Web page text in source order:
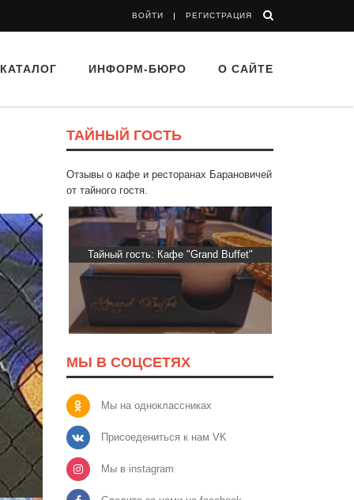
ВОЙТИ РЕГИСТРАЦИЯ
КАТАЛОГ ИНФОРМ-БЮРО О САЙТЕ
ТАЙНЫЙ ГОСТЬ
Отзывы о кафе и ресторанах Барановичей
от тайного гостя.
“Drova” Тайный гость: Кафе "Grand Buffet"
МЫ В СОЦСЕТЯХ
Мы на одноклассниках
Присоедениться к нам VK
Мы в instagram